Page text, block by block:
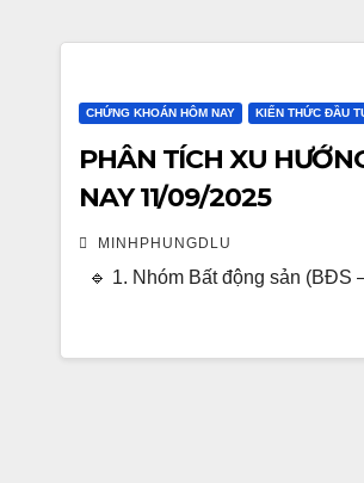
CHỨNG KHOÁN HÔM NAY KIẾN THỨC ĐẦU
PHÂN TÍCH XU
NAY 11/09/2025
MINHPHUNGDLU
🔹 1. Nhóm Bất động sản (BĐS